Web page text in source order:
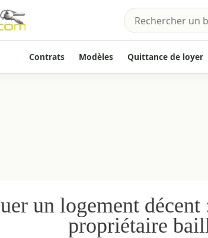
Contrats Modèles Quittance de loyer
un logement
propriétaire